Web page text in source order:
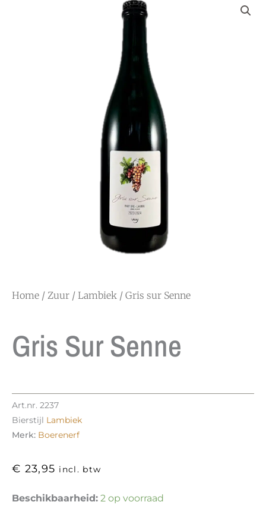
Home / Zuur / Lambiek / Gris sur Senne
Gris Sur Senne
Art.nr. 2237
Bierstijl Lambiek
Merk: Boerenerf
€ 23,95 incl. btw
Beschikbaarheid: 2 op voorraad
Gris